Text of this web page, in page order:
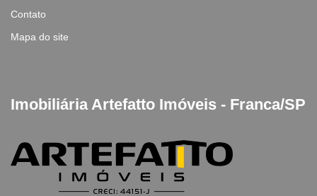
Contato
Mapa do site
Imobiliária Artefatto Imóveis - Franca/SP